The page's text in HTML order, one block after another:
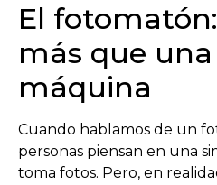
El
más que
máquina
Cuando hablamos de un
personas piensan en una
toma fotos. Pero, en